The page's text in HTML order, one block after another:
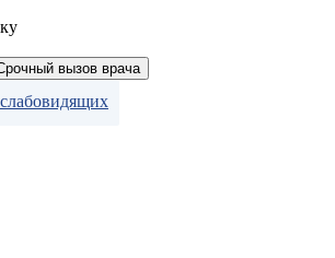
вызов врача